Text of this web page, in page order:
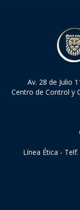
Av. 28 de Julio
Centro de Control y
Línea Ética -